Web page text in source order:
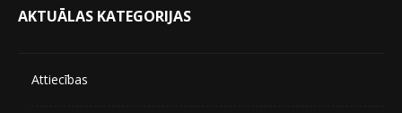
AKTUĀLAS KATEGORIJAS
Attiecības